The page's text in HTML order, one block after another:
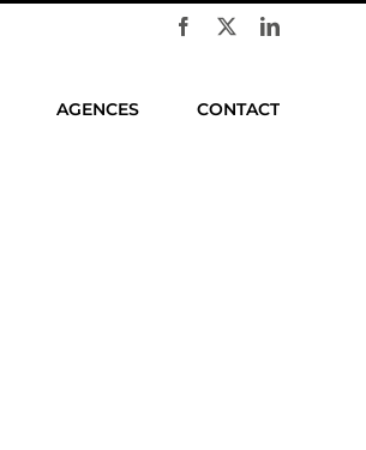
Facebook LinkedIn
AGENCES CONTACT